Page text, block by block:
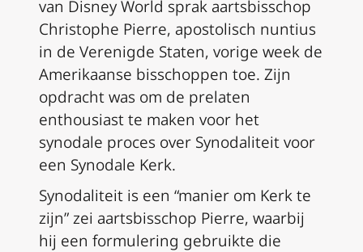
van Disney World sprak aartsbisschop
Christophe Pierre, apostolisch nuntius
in de Verenigde Staten, vorige week de
Amerikaanse bisschoppen toe. Zijn
opdracht was om de prelaten
enthousiast te maken voor het
synodale proces over Synodaliteit voor
een Synodale Kerk.
Synodaliteit is een “manier om Kerk te
zijn” zei aartsbisschop Pierre, waarbij
hij een formulering gebruikte die